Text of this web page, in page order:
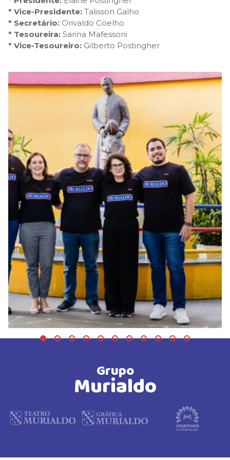
* Vice-Presidente: Talisson Galho
* Secretário: Orivaldo Coelho
* Tesoureira: Sarina Mafessoni
* Vice-Tesoureiro: Gilberto Postingher
Grupo
Murialdo